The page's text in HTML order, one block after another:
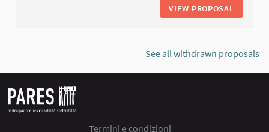
VIEW PROPOSAL
See all withdrawn proposals
Termini e condizioni